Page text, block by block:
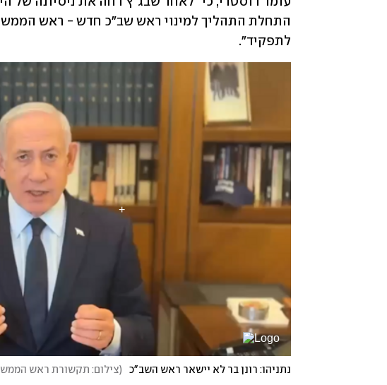
לתפקיד".
נתניהו: רונן בר לא יישאר ראש השב"כ (צילום: תקשורת ראש